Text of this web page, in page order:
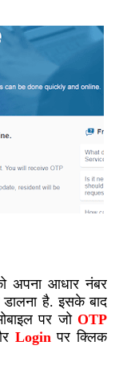
अपना आधार नंबर
डालना है. इसके बाद
पर जोOTP
Login पर क्लिक